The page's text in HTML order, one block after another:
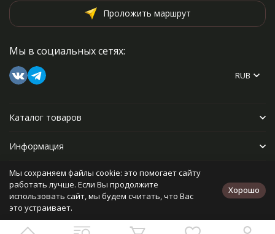
Проложить маршрут
Мы в социальных сетях:
RUB
Каталог товаров
Информация
Прочее
Политика персональных данных
Мы сохраняем файлы cookie: это помогает сайту
работать лучше. Если Вы продолжите
использовать сайт, мы будем считать, что Вас
это устраивает.
Хорошо